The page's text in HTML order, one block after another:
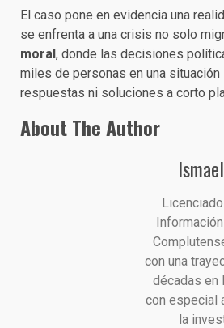
El caso pone en evidencia una
se enfrenta a una crisis no solo
moral, donde las decisiones
miles de personas en una situación
respuestas ni soluciones a corto
About The Author
con una
décadas en
con especial
la